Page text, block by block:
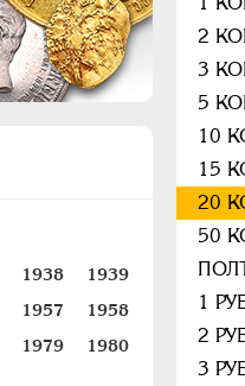
1938
1939
1957
1958
1979
1980
2
3
5
10
15
20
50
1
2
3